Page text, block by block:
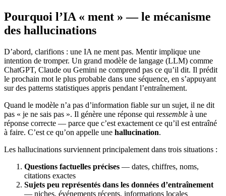
Pourquoi l’IA « ment » — le mécanisme
des hallucinations
D’abord, clarifions : une IA ne ment pas. Mentir implique une
intention de tromper. Un grand modèle de langage (LLM) comme
ChatGPT, Claude ou Gemini ne comprend pas ce qu’il dit. Il prédit
le prochain mot le plus probable dans une séquence, en s’appuyant
sur des patterns statistiques appris pendant l’entraînement.
Quand le modèle n’a pas d’information fiable sur un sujet, il ne dit
pas « je ne sais pas ». Il génère une réponse qui ressemble à une
réponse correcte — parce que c’est exactement ce qu’il est entraîné
à faire. C’est ce qu’on appelle une hallucination.
Les hallucinations surviennent principalement dans trois situations :
Questions factuelles précises — dates, chiffres, noms,
citations exactes
Sujets peu représentés dans les données d’entraînement
— niches, événements récents, informations locales